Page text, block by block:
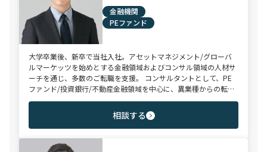
金融機関
PEファンド
大学卒業後、新卒で当社入社。アセットマネジメント/グローバ
ルマーケッツを始めとする金融領域およびコンサル領域の人材サ
ーチを通じ、多数のご転職を支援。 コンサルタントとして、PE
ファンド/投資銀行/不動産金融領域を中心に、異業種からの転身
を目指す未経験のハイポテンシャル層やさらなるキャリアップを
狙うミドル～ハイクラス層をご支援。
相談する